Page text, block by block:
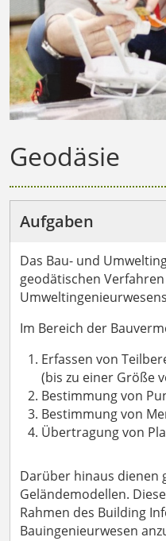
Geodäsie
Aufgaben
Das Bau- und
geodätischen
Im Bereich der
Erfassen von
(bis zu einer Größe
Bestimmung von
Bestimmung von
Übertragung von
Darüber hinaus dienen
Geländemodellen.
Rahmen des Building
Bauingenieurwesen